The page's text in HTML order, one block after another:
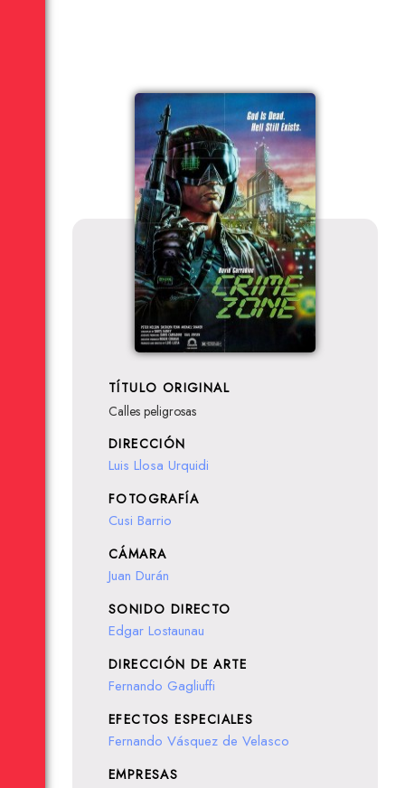
TÍTULO ORIGINAL
Calles peligrosas
DIRECCIÓN
Luis Llosa Urquidi
FOTOGRAFÍA
Cusi Barrio
CÁMARA
Juan Durán
SONIDO DIRECTO
Edgar Lostaunau
DIRECCIÓN DE ARTE
Fernando Gagliuffi
EFECTOS ESPECIALES
Fernando Vásquez de Velasco
EMPRESAS